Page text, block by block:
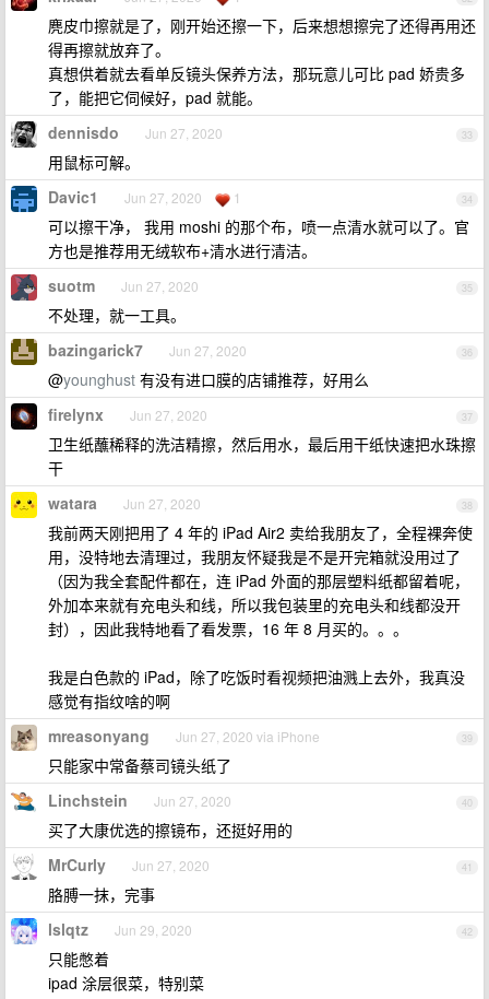
麂皮巾擦就是了，刚开始还擦一下，后来想想擦完了还得再用还
得再擦就放弃了。
真想供着就去看单反镜头保养方法，那玩意儿可比 pad 娇贵多
了，能把它伺候好，pad 就能。
33
dennisdo Jun 27, 2020
用鼠标可解。
34
Davic1 Jun 27, 2020 1
可以擦干净， 我用 moshi 的那个布，喷一点清水就可以了。官
方也是推荐用无绒软布+清水进行清洁。
35
suotm Jun 27, 2020
不处理，就一工具。
36
bazingarick7 Jun 27, 2020
@younghust 有没有进口膜的店铺推荐，好用么
37
firelynx Jun 27, 2020
卫生纸蘸稀释的洗洁精擦，然后用水，最后用干纸快速把水珠擦
干
38
watara Jun 27, 2020
我前两天刚把用了 4 年的 iPad Air2 卖给我朋友了，全程裸奔使
用，没特地去清理过，我朋友怀疑我是不是开完箱就没用过了
（因为我全套配件都在，连 iPad 外面的那层塑料纸都留着呢，
外加本来就有充电头和线，所以我包装里的充电头和线都没开
封），因此我特地看了看发票，16 年 8 月买的。。。
我是白色款的 iPad，除了吃饭时看视频把油溅上去外，我真没
感觉有指纹啥的啊
39
mreasonyang Jun 27, 2020 via iPhone
只能家中常备蔡司镜头纸了
40
Linchstein Jun 27, 2020
买了大康优选的擦镜布，还挺好用的
41
MrCurly Jun 27, 2020
胳膊一抹，完事
42
lslqtz Jun 29, 2020
只能憋着
ipad 涂层很菜，特别菜